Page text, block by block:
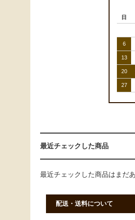
日
6
13
20
27
最近チェックした商品
最近チェックした商品はまだ
配送・送料について